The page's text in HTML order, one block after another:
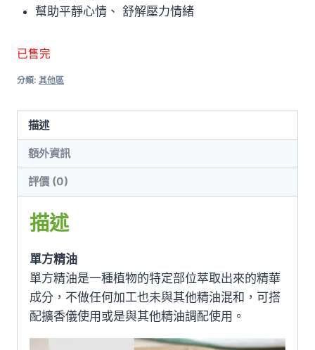
幫助平靜心情、 舒解壓力情緒
已售完
分類: 其他區
描述
額外資訊
評價 (0)
描述
單方精油
單方精油是一種植物的特定部位萃取出來的精華
成分，不做任何加工也未與其他精油混和，可搭
配擴香儀使用或是與其他精油調配使用。